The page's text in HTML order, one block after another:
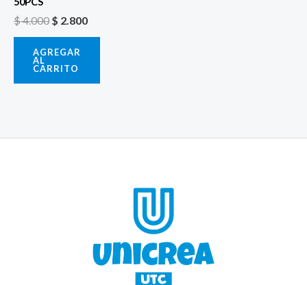
$4.000 $ 2.800
AGREGAR
AL
CARRITO